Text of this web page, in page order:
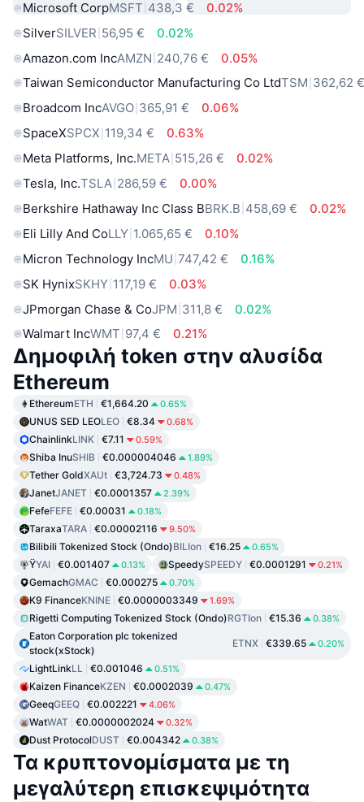
Microsoft CorpMSFT 438,3 €
0.02%
SilverSILVER 56,95 €
0.02%
Amazon.com IncAMZN 240,76 €
0.05%
Taiwan Semiconductor Manufacturing Co LtdTSM 362,62
Broadcom IncAVGO 365,91 €
0.06%
SpaceXSPCX 119,34 €
0.63%
Meta Platforms, Inc.META 515,26 €
0.02%
Tesla, Inc.TSLA 286,59 €
0.00%
Berkshire Hathaway Inc Class BBRK.B 458,69 €
0.02%
Eli Lilly And CoLLY 1.065,65 €
0.10%
Micron Technology IncMU 747,42 €
0.16%
SK HynixSKHY 117,19 €
0.03%
JPmorgan Chase & CoJPM 311,8 €
0.02%
Walmart IncWMT 97,4 € 0.21%
Δημοφιλή token στην αλυσίδα
Ethereum
EthereumETH €1,664.20 0.65%
UNUS SED LEOLEO €8.34 0.68%
ChainlinkLINK €7.11 0.59%
Shiba InuSHIB €0.000004046 1.89%
Tether GoldXAUt €3,724.73 0.48%
JanetJANET €0.0001357 2.39%
FefeFEFE €0.00031 0.18%
TaraxaTARA €0.00002116 9.50%
Bilibili Tokenized Stock (Ondo)BILIon €16.25 0.65%
ŸYAI €0.001407 0.13% SpeedySPEEDY €0.0001291 0.21%
GemachGMAC €0.000275 0.70%
K9 FinanceKNINE €0.0000003349 1.69%
Rigetti Computing Tokenized Stock (Ondo)RGTIon €15.36 0.38%
Eaton Corporation plc tokenized
stock(xStock)
ETNX €339.65 0.20%
LightLinkLL €0.001046 0.51%
Kaizen FinanceKZEN €0.0002039 0.47%
GeeqGEEQ €0.002221 4.06%
WatWAT €0.0000002024 0.32%
Dust ProtocolDUST €0.004342 0.38%
Τα κρυπτονομίσματα με τη
μεγαλύτερη επισκεψιμότητα